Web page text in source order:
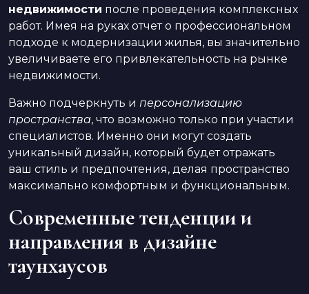
недвижимости после проведения комплексных
работ. Имея на руках отчет о профессиональном
подходе к модернизации жилья, вы значительно
увеличиваете его привлекательность на рынке
недвижимости.
Важно подчеркнуть и персонализацию
пространства, что возможно только при участии
специалистов. Именно они могут создать
уникальный дизайн, который будет отражать
ваш стиль и предпочтения, делая пространство
максимально комфортным и функциональным.
Современные тенденции и
направления в дизайне
таунхаусов